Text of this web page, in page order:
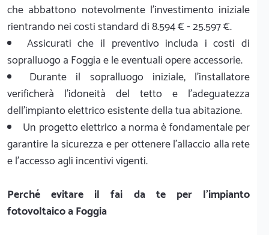
che abbattono notevolmente l'investimento iniziale
rientrando nei costi standard di 8.594 € - 25.597 €.
Assicurati che il preventivo includa i costi di
sopralluogo a Foggia e le eventuali opere accessorie.
Durante il sopralluogo iniziale, l'installatore
verificherà l'idoneità del tetto e l'adeguatezza
dell'impianto elettrico esistente della tua abitazione.
Un progetto elettrico a norma è fondamentale per
garantire la sicurezza e per ottenere l'allaccio alla rete
e l'accesso agli incentivi vigenti.
Perché evitare il fai da te per l'impianto
fotovoltaico a Foggia